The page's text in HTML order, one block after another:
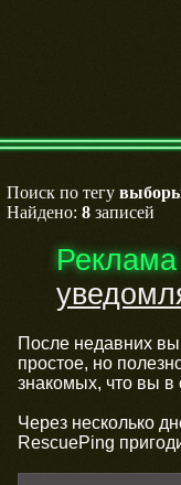
Поиск по тегу
Найдено: 8 записей
Реклама
После недавних
простое, но
знакомых, что вы в
Через несколько
RescuePing